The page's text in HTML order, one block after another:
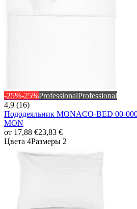
-25%-25%ProfessionalProfessional
4,9 (16)
Пододеяльник MONACO-BED 00-
MON
от 17,88 €23,83 €
Цвета 4Размеры 2